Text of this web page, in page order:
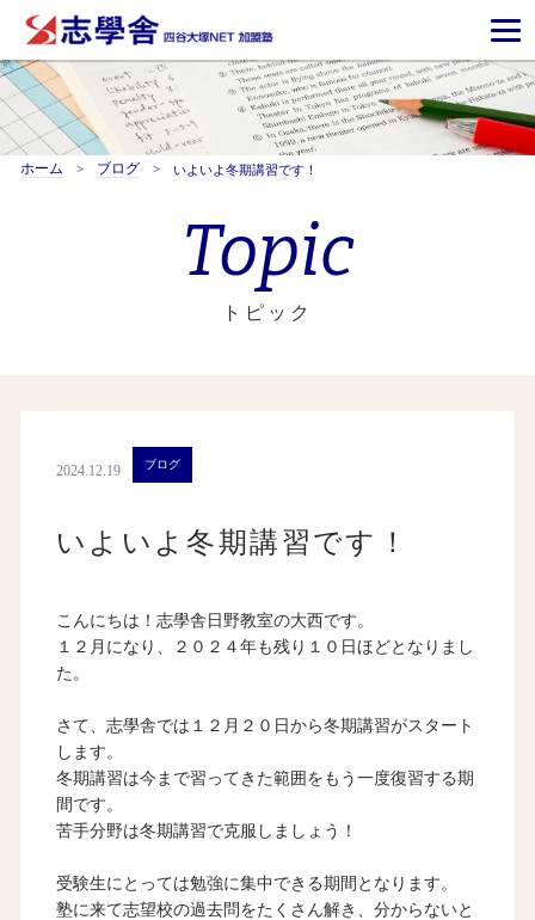
ホーム ブログ いよいよ冬期講習です！
Topic
トピック
2024.12.19 ブログ
いよいよ冬期講習です！
こんにちは！志學舎日野教室の大西です。
１２月になり、２０２４年も残り１０日ほどとなりまし
た。
さて、志學舎では１２月２０日から冬期講習がスタート
します。
冬期講習は今まで習ってきた範囲をもう一度復習する期
間です。
苦手分野は冬期講習で克服しましょう！
受験生にとっては勉強に集中できる期間となります。
塾に来て志望校の過去問をたくさん解き、分からないと